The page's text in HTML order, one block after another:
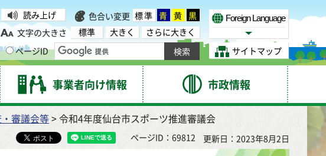
読み上げ 色合い変更 標準 青 黄 黒
文字の大きさ
標準 大きく
さらに大きく
ページID
Foreign Language
Select Language
サイトマップ
事業者向け情報 市政情報
審議会等> 令和4年度仙台市スポーツ推進審議会
ページID：69812 更新日：2023年8月2日